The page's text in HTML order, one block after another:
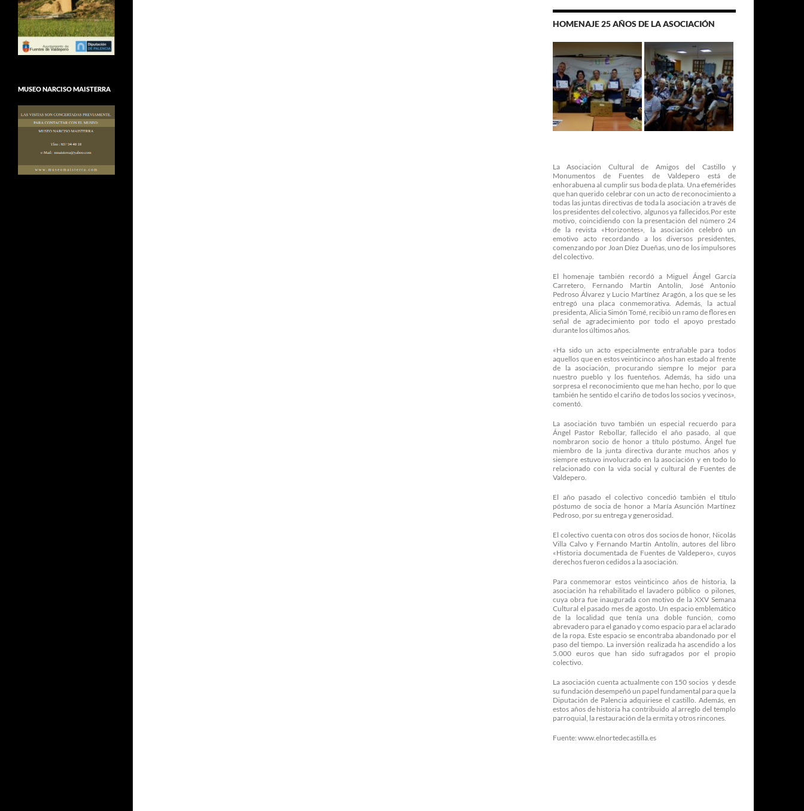
HOMENAJE 25 AÑOS DE LA ASOCIACIÓN
La Asociación Cultural de Amigos del Castillo y
Monumentos de Fuentes de Valdepero está de
enhorabuena al cumplir sus boda de plata. Una efemérides
que han querido celebrar con un acto de reconocimiento a
todas las juntas directivas de toda la asociación a través de
los presidentes del colectivo, algunos ya fallecidos.Por este
motivo, coincidiendo con la presentación del número 24
de la revista «Horizontes», la asociación celebró un
emotivo acto recordando a los diversos presidentes,
comenzando por Joan Díez Dueñas, uno de los impulsores
del colectivo.
El homenaje también recordó a Miguel Ángel García
Carretero, Fernando Martín Antolín, José Antonio
Pedroso Álvarez y Lucio Martínez Aragón, a los que se les
entregó una placa conmemorativa. Además, la actual
presidenta, Alicia Simón Tomé, recibió un ramo de flores en
señal de agradecimiento por todo el apoyo prestado
durante los últimos años.
«Ha sido un acto especialmente entrañable para todos
aquellos que en estos veinticinco años han estado al frente
de la asociación, procurando siempre lo mejor para
nuestro pueblo y los fuenteños. Además, ha sido una
sorpresa el reconocimiento que me han hecho, por lo que
también he sentido el cariño de todos los socios y vecinos»,
comentó.
La asociación tuvo también un especial recuerdo para
Ángel Pastor Rebollar, fallecido el año pasado, al que
nombraron socio de honor a título póstumo. Ángel fue
miembro de la junta directiva durante muchos años y
siempre estuvo involucrado en la asociación y en todo lo
relacionado con la vida social y cultural de Fuentes de
Valdepero.
El año pasado el colectivo concedió también el título
póstumo de socia de honor a María Asunción Martínez
Pedroso, por su entrega y generosidad.
El colectivo cuenta con otros dos socios de honor, Nicolás
Villa Calvo y Fernando Martín Antolín, autores del libro
«Historia documentada de Fuentes de Valdepero», cuyos
derechos fueron cedidos a la asociación.
Para conmemorar estos veinticinco años de historia, la
asociación ha rehabilitado el lavadero público o pilones,
cuya obra fue inaugurada con motivo de la XXV Semana
Cultural el pasado mes de agosto. Un espacio emblemático
de la localidad que tenía una doble función, como
abrevadero para el ganado y como espacio para el aclarado
de la ropa. Este espacio se encontraba abandonado por el
paso del tiempo. La inversión realizada ha ascendido a los
5.000 euros que han sido sufragados por el propio
colectivo.
La asociación cuenta actualmente con 150 socios y desde
su fundación desempeñó un papel fundamental para que la
Diputación de Palencia adquiriese el castillo. Además, en
estos años de historia ha contribuido al arreglo del templo
parroquial, la restauración de la ermita y otros rincones.
Fuente: www.elnortedecastilla.es
MUSEO NARCISO MAISTERRA